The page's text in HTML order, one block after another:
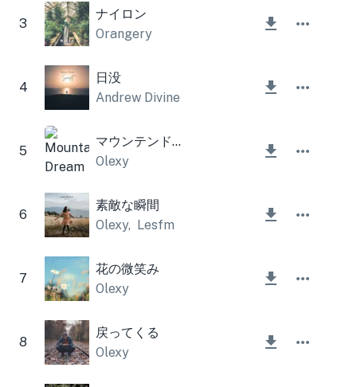
3
ナイロン
Orangery
4
日没
Andrew Divine
5
マウンテンドリーム
Olexy
6
素敵な瞬間
Olexy, Lesfm
7
花の微笑み
Olexy
8
戻ってくる
Olexy